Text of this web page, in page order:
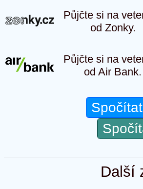
Půjčte si na
od Zonky.
Půjčte si na
od Air Bank.
Další